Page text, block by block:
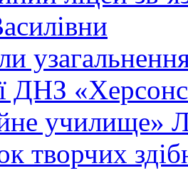
ДНЗ
училище»
творчих